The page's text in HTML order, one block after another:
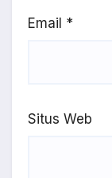
Email *
Situs Web